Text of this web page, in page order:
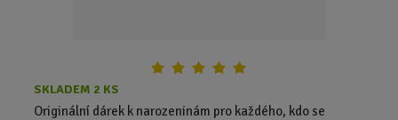
SKLADEM 2 KS
Originální dárek k narozeninám pro každého, kdo se